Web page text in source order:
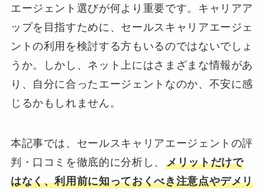
エージェント選びが何より重要です。キャリアア
ップを目指すために、セールスキャリアエージェ
ントの利用を検討する方もいるのではないでしょ
うか。しかし、ネット上にはさまざまな情報があ
り、自分に合ったエージェントなのか、不安に感
じるかもしれません。
本記事では、セールスキャリアエージェントの評
判・口コミを徹底的に分析し、 メリットだけで
はなく、利用前に知っておくべき注意点やデメリ